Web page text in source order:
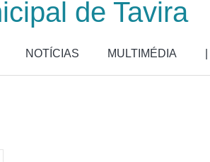
de Tavira
NOTÍCIAS MULTIMÉDIA